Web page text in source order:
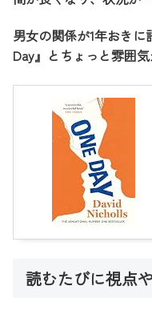
男女の関係が1年おきに
Day』とちょっと雰囲気
読むたびに視点